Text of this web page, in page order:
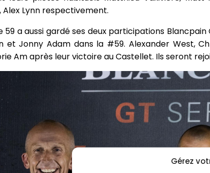
Gérez
Alex Lynn respectivement.
59 a aussi gardé ses deux participations
et Jonny Adam dans la #59. Alexander West,
Am après leur victoire au Castellet. Ils seront